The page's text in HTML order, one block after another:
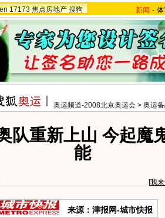
17173 焦点房地产 搜狗 新闻 -
奥运频道-2008北京奥运会 > 奥运
队重新上山 今起魔
能
[我
来源：津报网-城市快报